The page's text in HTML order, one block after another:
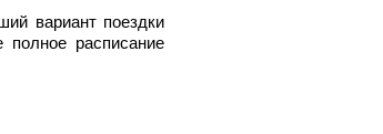
вариант поездки
расписание